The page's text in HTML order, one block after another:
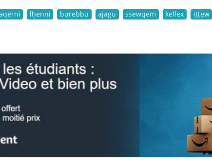
lḥenni burebbu ajagu ssewqem kellex iṭṭew